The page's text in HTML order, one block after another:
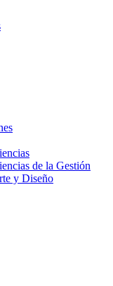
de la Gestión
y Diseño